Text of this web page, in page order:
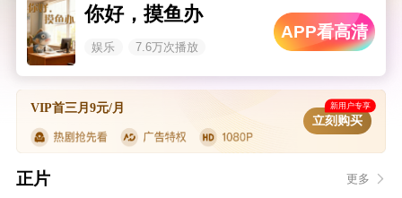
你好，摸鱼办
娱乐 7.6万次播放
APP看高清
VIP首三月9元/月 新用户专享
立刻购买
正片 更多